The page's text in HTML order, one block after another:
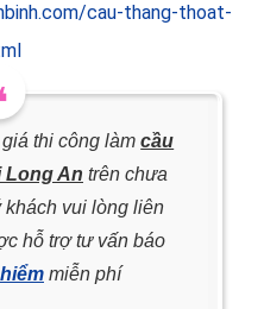
cau-thang-thoat-
thi công làmcầu
Long An trên chưa
khách vui lòng liên
hỗ trợ tư vấn báo
miễn phí